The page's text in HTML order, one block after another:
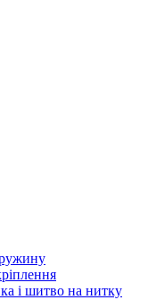
і шитво на нитку